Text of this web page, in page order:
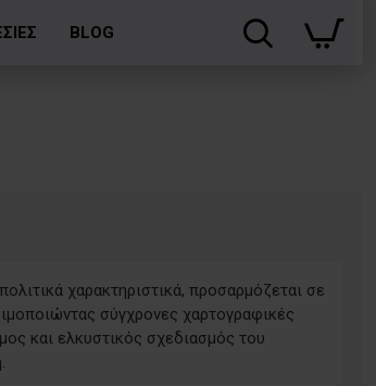
BLOG
χαρακτηριστικά, προσαρμόζεται σε
σύγχρονες χαρτογραφικές
και ελκυστικός σχεδιασμός του